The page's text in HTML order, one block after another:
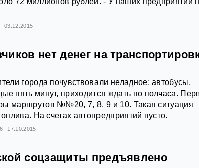
03.12.2015
нет денег на
города почувствовали неладное: автобусы,
пять минут, приходится ждать по полчаса.
маршрутов №№20, 7, 8, 9 и 10. Такая ситуация
На счетах автопредприятий пусто.
17.10.2015
соцзащиты предъявлено